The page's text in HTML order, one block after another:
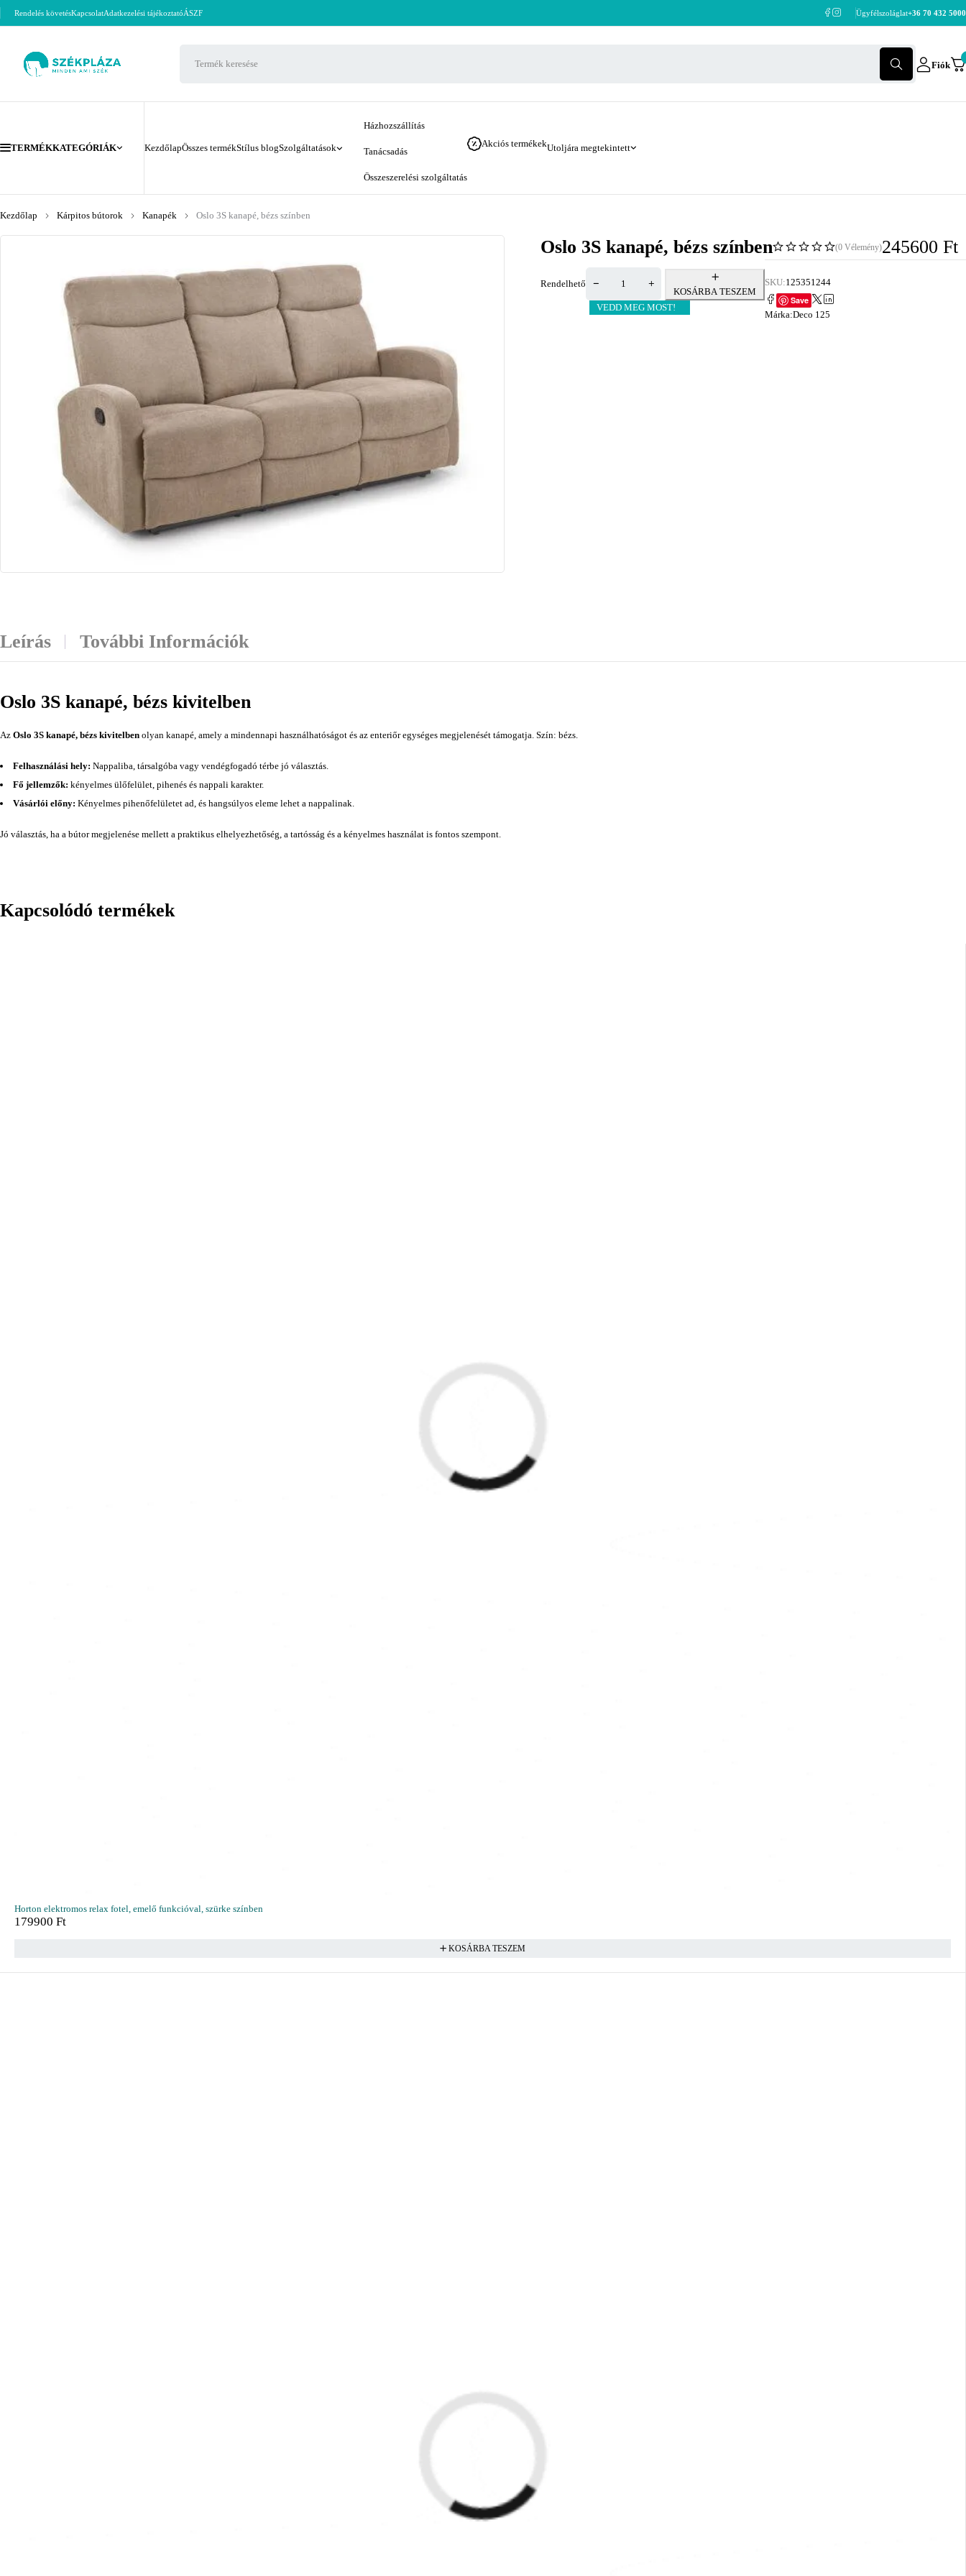
Rendelés követésKapcsolatAdatkezelési tájékoztatóÁSZF Ügyfélszoláglat+36 70 432 5000
Fiók
TERMÉKKATEGÓRIÁK KezdőlapÖsszes termékStílus blogSzolgáltatások
Házhozszállítás
Tanácsadás
Összeszerelési szolgáltatás
Akciós termékekUtoljára megtekintett
Kezdőlap Kárpitos bútorok Kanapék Oslo 3S kanapé, bézs színben
Oslo 3S kanapé, bézs színben (0 Vélemény)245600 Ft
Rendelhető
KOSÁRBA TESZEM
VEDD MEG MOST!
SKU:125351244
Save
Márka:Deco 125
Leírás További Információk
Oslo 3S kanapé, bézs kivitelben
Az Oslo 3S kanapé, bézs kivitelben olyan kanapé, amely a mindennapi használhatóságot és az enteriőr egységes megjelenését támogatja. Szín: bézs.
Felhasználási hely: Nappaliba, társalgóba vagy vendégfogadó térbe jó választás.
Fő jellemzők: kényelmes ülőfelület, pihenés és nappali karakter.
Vásárlói előny: Kényelmes pihenőfelületet ad, és hangsúlyos eleme lehet a nappalinak.
Jó választás, ha a bútor megjelenése mellett a praktikus elhelyezhetőség, a tartósság és a kényelmes használat is fontos szempont.
Kapcsolódó termékek
Horton elektromos relax fotel, emelő funkcióval, szürke színben
179900 Ft
KOSÁRBA TESZEM